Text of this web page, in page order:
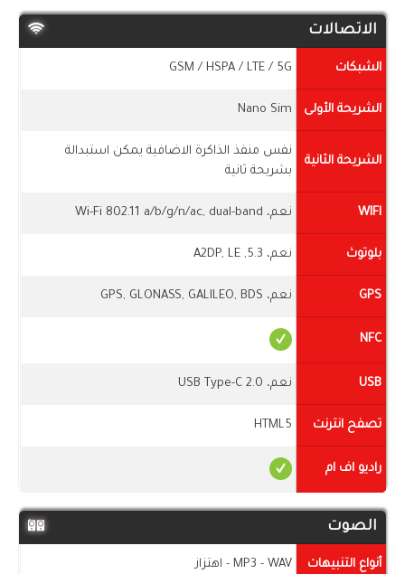
الاتصالات
الشبكات GSM / HSPA / LTE / 5G
الشريحة الأولى Nano Sim
الشريحة الثانية
نفس منفذ الذاكرة الاضافية يمكن استبدالة
بشريحة ثانية
WIFI نعم، Wi-Fi 802.11 a/b/g/n/ac, dual-band
بلوتوث نعم، 5.3, A2DP, LE
GPS نعم، GPS, GLONASS, GALILEO, BDS
NFC
USB نعم، USB Type-C 2.0
تصفح انترنت HTML5
راديو اف ام
الصوت
أنواع التنبيهات MP3 - WAV - اهتزاز